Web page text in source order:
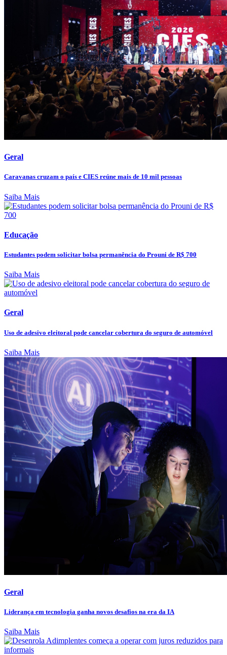
Geral
Caravanas cruzam o país e CIES reúne mais de 10 mil pessoas
Saiba Mais
Educação
Estudantes podem solicitar bolsa permanência do Prouni de R$ 700
Saiba Mais
Geral
Uso de adesivo eleitoral pode cancelar cobertura do seguro de automóvel
Saiba Mais
Geral
Liderança em tecnologia ganha novos desafios na era da IA
Saiba Mais